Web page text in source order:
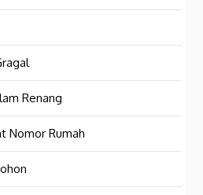
Renang
Nomor Rumah